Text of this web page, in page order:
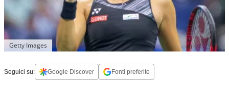
Getty Images
Seguici su: Google Discover Fonti preferite